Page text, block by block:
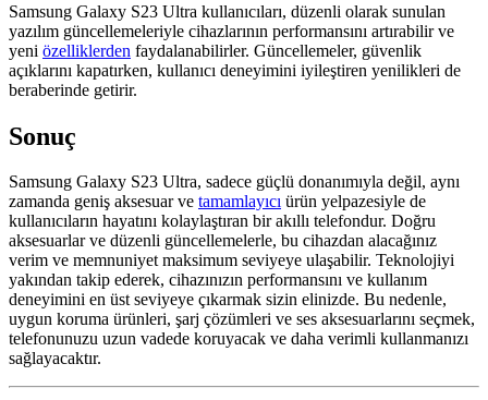
Samsung Galaxy S23 Ultra kullanıcıları, düzenli olarak sunulan
yazılım güncellemeleriyle cihazlarının performansını artırabilir ve
yeni özelliklerden faydalanabilirler. Güncellemeler, güvenlik
açıklarını kapatırken, kullanıcı deneyimini iyileştiren yenilikleri de
beraberinde getirir.
Sonuç
Samsung Galaxy S23 Ultra, sadece güçlü donanımıyla değil, aynı
zamanda geniş aksesuar ve tamamlayıcı ürün yelpazesiyle de
kullanıcıların hayatını kolaylaştıran bir akıllı telefondur. Doğru
aksesuarlar ve düzenli güncellemelerle, bu cihazdan alacağınız
verim ve memnuniyet maksimum seviyeye ulaşabilir. Teknolojiyi
yakından takip ederek, cihazınızın performansını ve kullanım
deneyimini en üst seviyeye çıkarmak sizin elinizde. Bu nedenle,
uygun koruma ürünleri, şarj çözümleri ve ses aksesuarlarını seçmek,
telefonunuzu uzun vadede koruyacak ve daha verimli kullanmanızı
sağlayacaktır.